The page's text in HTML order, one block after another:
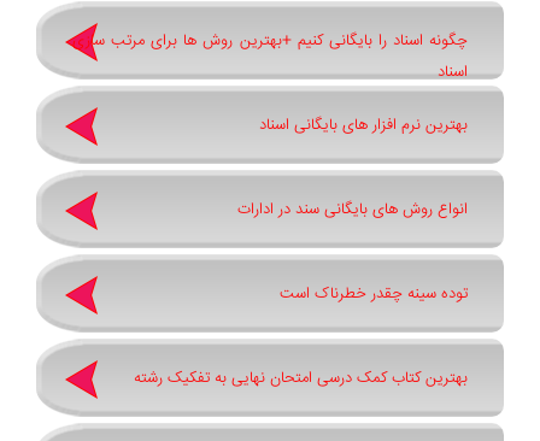
چگونه اسناد را بایگانی کنیم +بهترین روش ‌ها برای مرتب ‌سازی
اسناد
بهترین نرم ‌افزار های بایگانی اسناد
انواع روش های بایگانی سند در ادارات
توده سینه چقدر خطرناک است
بهترین کتاب کمک درسی امتحان نهایی به تفکیک رشته